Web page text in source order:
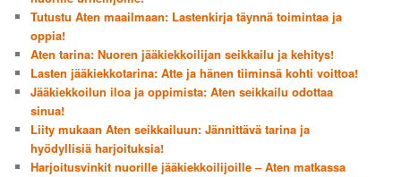
Tutustu Aten maailmaan: Lastenkirja täynnä toimintaa ja
oppia!
Aten tarina: Nuoren jääkiekkoilijan seikkailu ja kehitys!
Lasten jääkiekkotarina: Atte ja hänen tiiminsä kohti voittoa!
Jääkiekkoilun iloa ja oppimista: Aten seikkailu odottaa
sinua!
Liity mukaan Aten seikkailuun: Jännittävä tarina ja
hyödyllisiä harjoituksia!
Harjoitusvinkit nuorille jääkiekkoilijoille – Aten matkassa